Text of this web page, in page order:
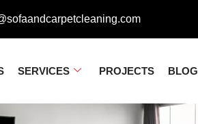
SERVICES PROJECTS BLOG